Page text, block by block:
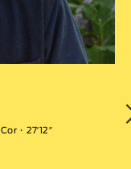
Cor 27′12″